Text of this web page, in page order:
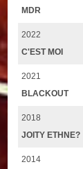
MDR
2022
C'EST MOI
2021
BLACKOUT
2018
JOITY ETHNE?
2014